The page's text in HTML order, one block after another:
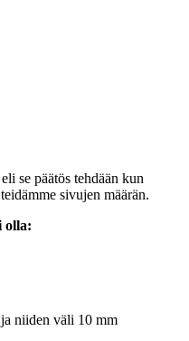
se päätös tehdään kun
sivujen määrän.
olla:
niiden väli 10 mm